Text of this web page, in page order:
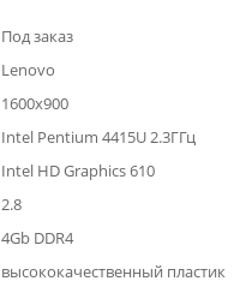
Под заказ
Lenovo
1600x900
Intel Pentium 4415U 2.3ГГц
Intel HD Graphics 610
2.8
4Gb DDR4
высококачественный пластик